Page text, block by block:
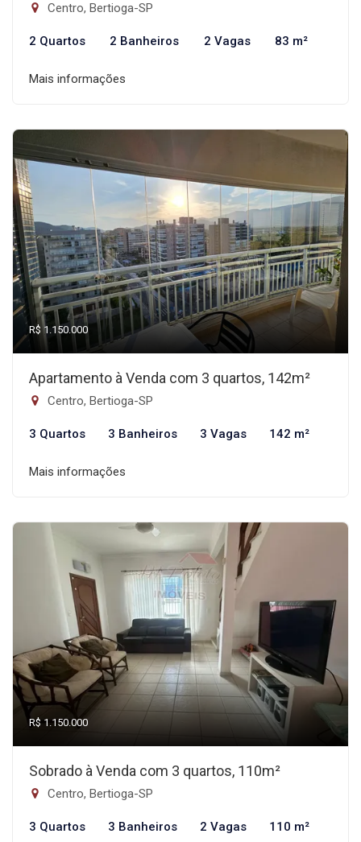
Centro, Bertioga-SP
2 Quartos 2 Banheiros 2 Vagas 83 m²
Mais informações
R$ 1.150.000
Apartamento à Venda com 3 quartos, 142m²
Centro, Bertioga-SP
3 Quartos 3 Banheiros 3 Vagas 142 m²
Mais informações
R$ 1.150.000
Sobrado à Venda com 3 quartos, 110m²
Centro, Bertioga-SP
3 Quartos 3 Banheiros 2 Vagas 110 m²